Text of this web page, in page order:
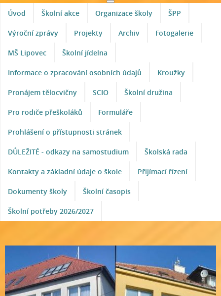
Úvod Školní akce Organizace školy ŠPP
Výroční zprávy Projekty Archiv Fotogalerie
MŠ Lipovec Školní jídelna
Informace o zpracování osobních údajů Kroužky
Pronájem tělocvičny SCIO Školní družina
Pro rodiče přeškoláků Formuláře
Prohlášení o přístupnosti stránek
DŮLEŽITÉ - odkazy na samostudium Školská rada
Kontakty a základní údaje o škole Přijímací řízení
Dokumenty školy Školní časopis
Školní potřeby 2026/2027